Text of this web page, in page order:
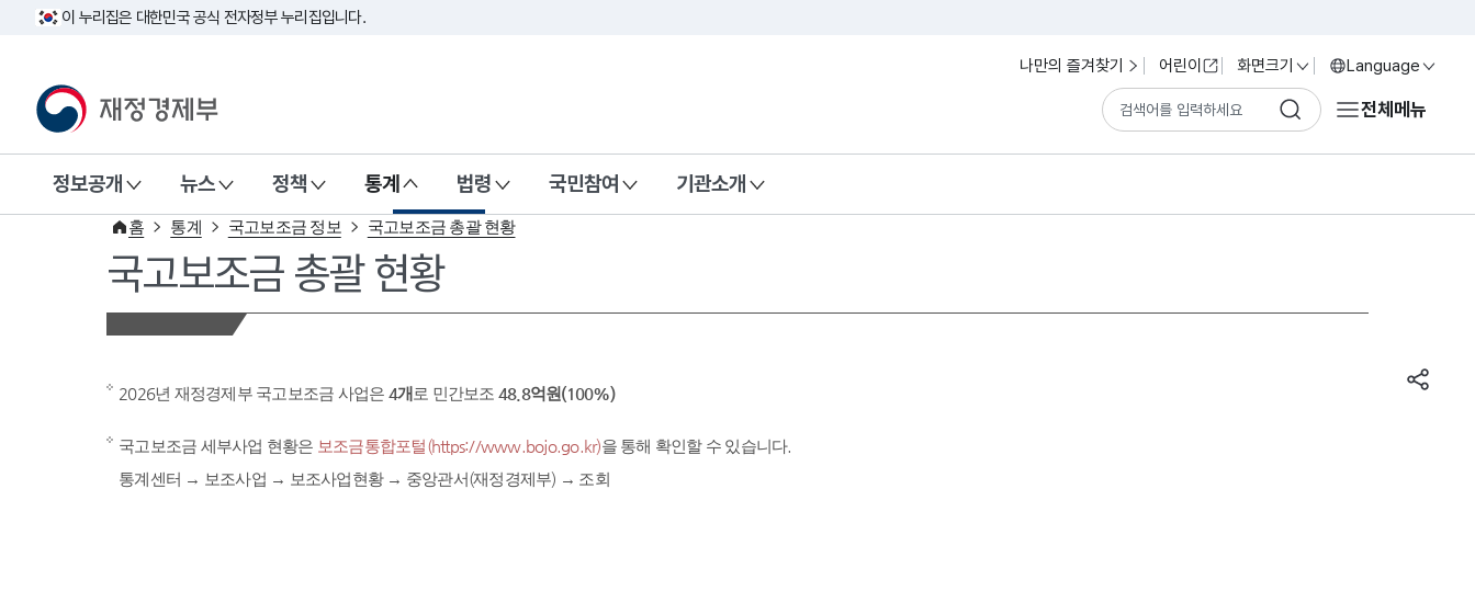
이 누리집은 대한민국 공식 전자정부 누리집입니다.
나만의 즐겨찾기 어린이 화면크기 Language
재정경제부(www.mofe.go.kr) 전체메뉴
정보공개 뉴스 정책 통계 법령 국민참여 기관소개
홈 통계 국고보조금 정보 국고보조금 총괄 현황
국고보조금 총괄 현황
2026년 재정경제부 국고보조금 사업은 4개로 민간보조 48.8억원(100%)
국고보조금 세부사업 현황은 보조금통합포털(https://www.bojo.go.kr)을 통해 확인할 수 있습니다.
통계센터 → 보조사업 → 보조사업현황 → 중앙관서(재정경제부) → 조회